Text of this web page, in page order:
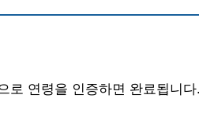
로 연령을 인증하면 완료됩니다.